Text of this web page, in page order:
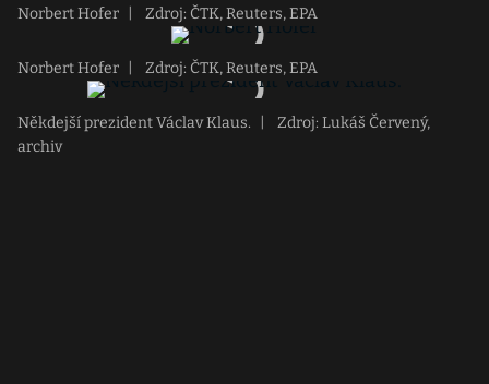
Norbert Hofer Zdroj: ČTK, Reuters, EPA
Norbert Hofer Zdroj: ČTK, Reuters, EPA
Někdejší prezident Václav Klaus.
Zdroj: Lukáš Červený,
archiv